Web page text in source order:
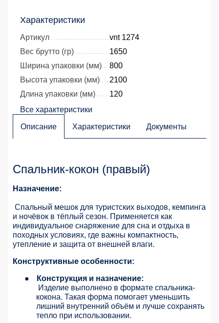
Характеристики
Артикул
vnt 1274
Вес брутто (гр)
1650
Ширина упаковки (мм)
800
Высота упаковки (мм)
2100
Длина упаковки (мм)
120
Все характеристики
Описание Характеристики Документы
Спальник-кокон (правый)
Назначение:
Спальный мешок для туристских выходов, кемпинга
и ночёвок в тёплый сезон. Применяется как
индивидуальное снаряжение для сна и отдыха в
походных условиях, где важны компактность,
утепление и защита от внешней влаги.
Конструктивные особенности:
●
Конструкция и назначение:
Изделие выполнено в формате спальника-
кокона. Такая форма помогает уменьшить
лишний внутренний объём и лучше сохранять
тепло при использовании.